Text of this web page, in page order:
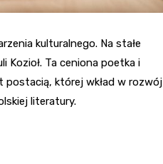
kulturalnego. Na stałe
Ta ceniona poetka i
postacią, której wkład w rozwój
literatury.